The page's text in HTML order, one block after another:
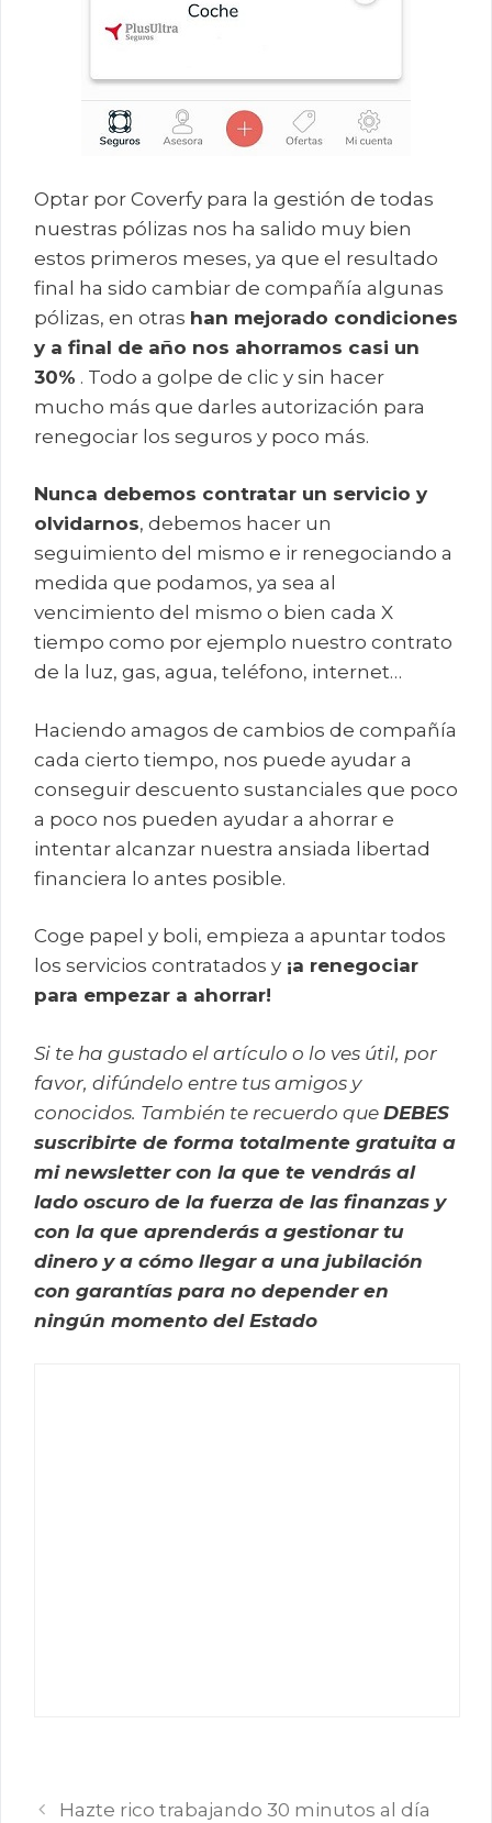
Optar por Coverfy para la gestión de todas
nuestras pólizas nos ha salido muy bien
estos primeros meses, ya que el resultado
final ha sido cambiar de compañía algunas
pólizas, en otras han mejorado condiciones
y a final de año nos ahorramos casi un
30% . Todo a golpe de clic y sin hacer
mucho más que darles autorización para
renegociar los seguros y poco más.
Nunca debemos contratar un servicio y
olvidarnos, debemos hacer un
seguimiento del mismo e ir renegociando a
medida que podamos, ya sea al
vencimiento del mismo o bien cada X
tiempo como por ejemplo nuestro contrato
de la luz, gas, agua, teléfono, internet…
Haciendo amagos de cambios de compañía
cada cierto tiempo, nos puede ayudar a
conseguir descuento sustanciales que poco
a poco nos pueden ayudar a ahorrar e
intentar alcanzar nuestra ansiada libertad
financiera lo antes posible.
Coge papel y boli, empieza a apuntar todos
los servicios contratados y ¡a renegociar
para empezar a ahorrar!
Si te ha gustado el artículo o lo ves útil, por
favor, difúndelo entre tus amigos y
conocidos. También te recuerdo que DEBES
suscribirte de forma totalmente gratuita a
mi newsletter con la que te vendrás al
lado oscuro de la fuerza de las finanzas y
con la que aprenderás a gestionar tu
dinero y a cómo llegar a una jubilación
con garantías para no depender en
ningún momento del Estado
Hazte rico trabajando 30 minutos al día